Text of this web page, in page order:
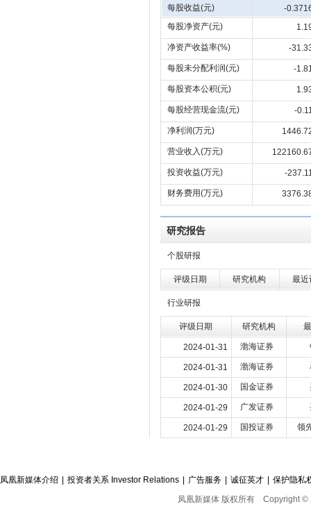
每股收益(元)
-
每股净资产(元)
净资产收益率(%) -
每股未分配利润(元) -
每股资本公积(元)
每股经营现金流(元) -
净利润(万元)
营业收入(万元)
投资收益(万元) -
财务费用(万元)
研究报告
个股研报
评级日期 研究机构 最近
行业研报
评级日期 研究机构
2024-01-31 渤海证券
2024-01-31 渤海证券
2024-01-30 国金证券
2024-01-29 广发证券
2024-01-29 国投证券 领
凤凰新媒体介绍 投资者关系 Investor Relations 广告服务 诚征英才
保护隐私
凤凰新媒体 版权所有 Copyright ©